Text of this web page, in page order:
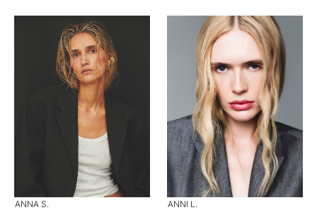
ANNA S. ANNI L.